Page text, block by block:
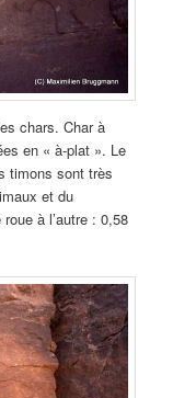
chars. Char à
en « à-plat ». Le
timons sont très
et du
à l’autre : 0,58